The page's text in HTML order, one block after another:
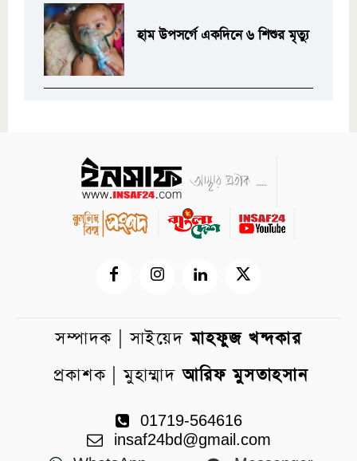
হাম উপসর্গে একদিনে ৬ শিশুর মৃত্যু
সম্পাদক | সাইয়েদমাহফুজ খন্দকার
প্রকাশক | মুহাম্মাদআরিফ মুসতাহসান
01719-564616
insaf24bd@gmail.com